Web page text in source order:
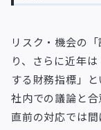
リスク・機会の
り、さらに近年
する財務指標」
社内での議論と
直前の対応では間